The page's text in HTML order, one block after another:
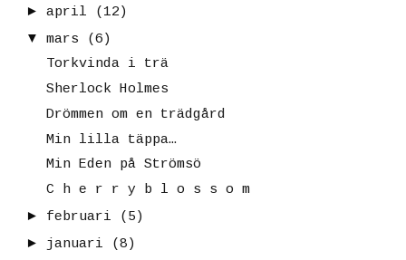
► april
(12)
▼
mars
(6)
Torkvinda i trä
Sherlock Holmes
Drömmen om en trädgård
Min lilla täppa…
Min Eden på Strömsö
C h e r r y b l o s s o m
► februari
(5)
► januari
(8)